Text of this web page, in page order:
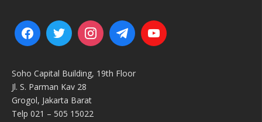
Soho Capital Building, 19th Floor
Jl. S. Parman Kav 28
Grogol, Jakarta Barat
Telp 021 – 505 15022